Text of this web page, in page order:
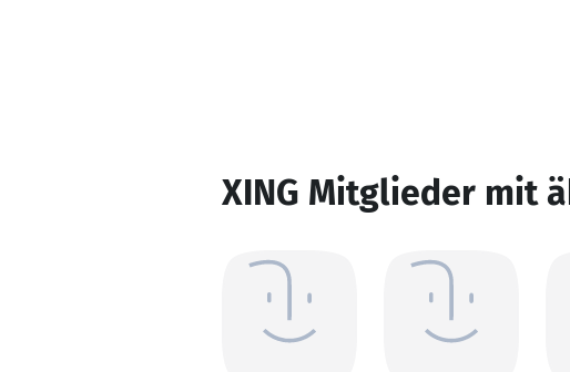
XING Mitglieder mit